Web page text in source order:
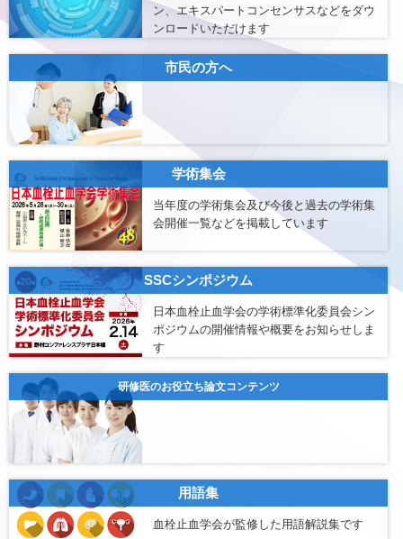
ン、エキスパートコンセンサスなどをダウ
ンロードいただけます
市民の方へ
学術集会
当年度の学術集会及び今後と過去の学術集
会開催一覧などを掲載しています
SSCシンポジウム
日本血栓止血学会の学術標準化委員会シン
ポジウムの開催情報や概要をお知らせしま
す
研修医のお役立ち論文コンテンツ
用語集
血栓止血学会が監修した用語解説集です